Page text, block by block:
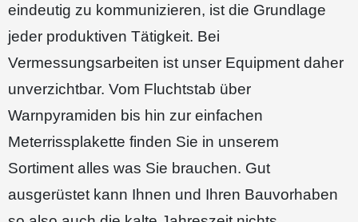
eindeutig zu kommunizieren, ist die Grundlage
jeder produktiven Tätigkeit. Bei
Vermessungsarbeiten ist unser Equipment daher
unverzichtbar. Vom Fluchtstab über
Warnpyramiden bis hin zur einfachen
Meterrissplakette finden Sie in unserem
Sortiment alles was Sie brauchen. Gut
ausgerüstet kann Ihnen und Ihren Bauvorhaben